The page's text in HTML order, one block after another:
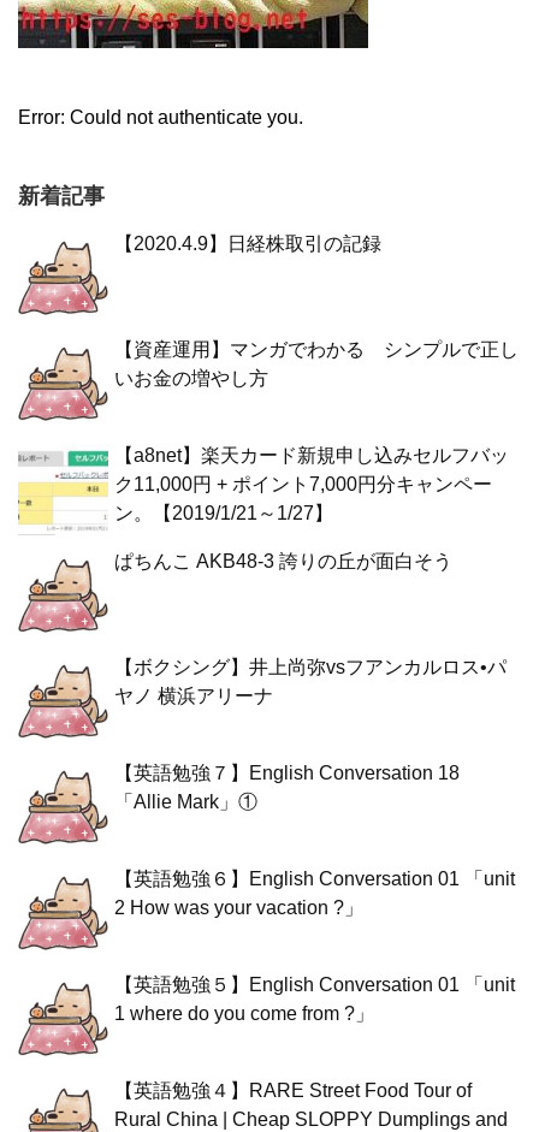
Error: Could not authenticate you.
新着記事
【2020.4.9】日経株取引の記録
【資産運用】マンガでわかる シンプルで正し
いお金の増やし方
【a8net】楽天カード新規申し込みセルフバッ
ク11,000円 + ポイント7,000円分キャンペー
ン。【2019/1/21～1/27】
ぱちんこ AKB48-3 誇りの丘が面白そう
【ボクシング】井上尚弥vsフアンカルロス•パ
ヤノ 横浜アリーナ
【英語勉強７】English Conversation 18
「Allie Mark」①
【英語勉強６】English Conversation 01 「unit
2 How was your vacation ?」
【英語勉強５】English Conversation 01 「unit
1 where do you come from ?」
【英語勉強４】RARE Street Food Tour of
Rural China | Cheap SLOPPY Dumplings and